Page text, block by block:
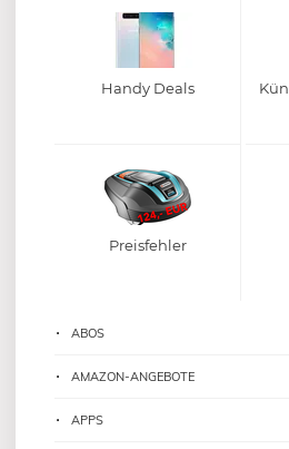
Handy Deals
Preisfehler
ABOS
AMAZON-ANGEBOTE
APPS